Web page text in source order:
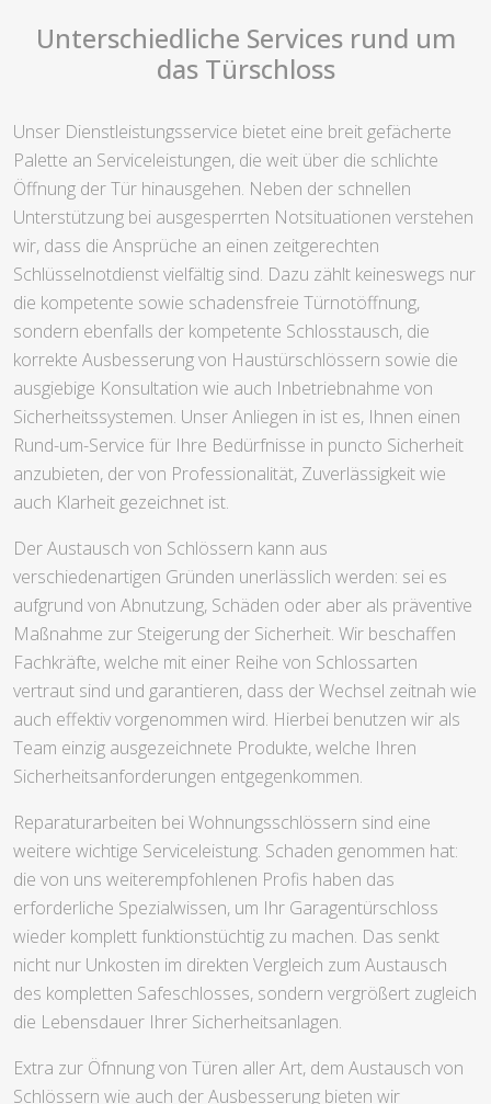
Unterschiedliche Services rund um
das Türschloss
Unser Dienstleistungsservice bietet eine breit gefächerte
Palette an Serviceleistungen, die weit über die schlichte
Öffnung der Tür hinausgehen. Neben der schnellen
Unterstützung bei ausgesperrten Notsituationen verstehen
wir, dass die Ansprüche an einen zeitgerechten
Schlüsselnotdienst vielfältig sind. Dazu zählt keineswegs nur
die kompetente sowie schadensfreie Türnotöffnung,
sondern ebenfalls der kompetente Schlosstausch, die
korrekte Ausbesserung von Haustürschlössern sowie die
ausgiebige Konsultation wie auch Inbetriebnahme von
Sicherheitssystemen. Unser Anliegen in ist es, Ihnen einen
Rund-um-Service für Ihre Bedürfnisse in puncto Sicherheit
anzubieten, der von Professionalität, Zuverlässigkeit wie
auch Klarheit gezeichnet ist.
Der Austausch von Schlössern kann aus
verschiedenartigen Gründen unerlässlich werden: sei es
aufgrund von Abnutzung, Schäden oder aber als präventive
Maßnahme zur Steigerung der Sicherheit. Wir beschaffen
Fachkräfte, welche mit einer Reihe von Schlossarten
vertraut sind und garantieren, dass der Wechsel zeitnah wie
auch effektiv vorgenommen wird. Hierbei benutzen wir als
Team einzig ausgezeichnete Produkte, welche Ihren
Sicherheitsanforderungen entgegenkommen.
Reparaturarbeiten bei Wohnungsschlössern sind eine
weitere wichtige Serviceleistung. Schaden genommen hat:
die von uns weiterempfohlenen Profis haben das
erforderliche Spezialwissen, um Ihr Garagentürschloss
wieder komplett funktionstüchtig zu machen. Das senkt
nicht nur Unkosten im direkten Vergleich zum Austausch
des kompletten Safeschlosses, sondern vergrößert zugleich
die Lebensdauer Ihrer Sicherheitsanlagen.
Extra zur Öfnnung von Türen aller Art, dem Austausch von
Schlössern wie auch der Ausbesserung bieten wir